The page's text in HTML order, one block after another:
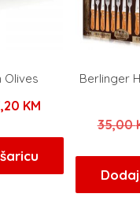
Olives
KMTrenutna
27,20 KM.
Berlinger
35,00